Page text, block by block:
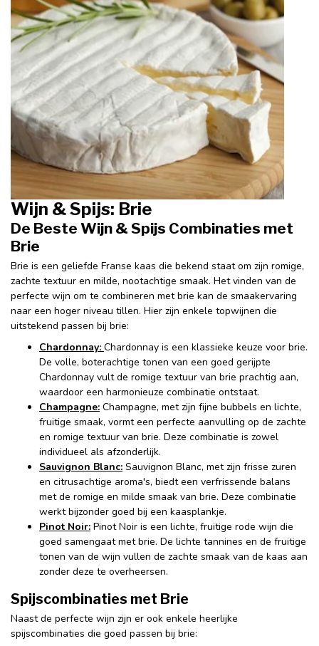
Wijn & Spijs: Brie
De Beste Wijn & Spijs Combinaties met
Brie
Brie is een geliefde Franse kaas die bekend staat om zijn romige,
zachte textuur en milde, nootachtige smaak. Het vinden van de
perfecte wijn om te combineren met brie kan de smaakervaring
naar een hoger niveau tillen. Hier zijn enkele topwijnen die
uitstekend passen bij brie:
Chardonnay: Chardonnay is een klassieke keuze voor brie.
De volle, boterachtige tonen van een goed gerijpte
Chardonnay vult de romige textuur van brie prachtig aan,
waardoor een harmonieuze combinatie ontstaat.
Champagne: Champagne, met zijn fijne bubbels en lichte,
fruitige smaak, vormt een perfecte aanvulling op de zachte
en romige textuur van brie. Deze combinatie is zowel
individueel als afzonderlijk.
Sauvignon Blanc: Sauvignon Blanc, met zijn frisse zuren
en citrusachtige aroma's, biedt een verfrissende balans
met de romige en milde smaak van brie. Deze combinatie
werkt bijzonder goed bij een kaasplankje.
Pinot Noir: Pinot Noir is een lichte, fruitige rode wijn die
goed samengaat met brie. De lichte tannines en de fruitige
tonen van de wijn vullen de zachte smaak van de kaas aan
zonder deze te overheersen.
Spijscombinaties met Brie
Naast de perfecte wijn zijn er ook enkele heerlijke
spijscombinaties die goed passen bij brie: